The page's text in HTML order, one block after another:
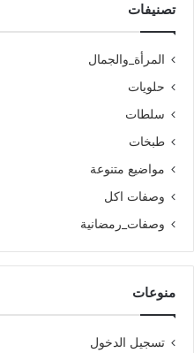
تصنيفات
المرأة_والجمال
حلويات
سلطات
طبخات
مواضيع متنوعة
وصفات اكل
وصفات_رمضانية
منوعات
تسجيل الدخول